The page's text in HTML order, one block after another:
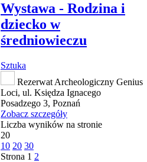
Wystawa - Rodzina i
dziecko w
średniowieczu
Sztuka
Rezerwat Archeologiczny Genius
Loci, ul. Księdza Ignacego
Posadzego 3, Poznań
Zobacz szczegóły
Liczba wyników na stronie
20
10 20 30
Strona 1 2